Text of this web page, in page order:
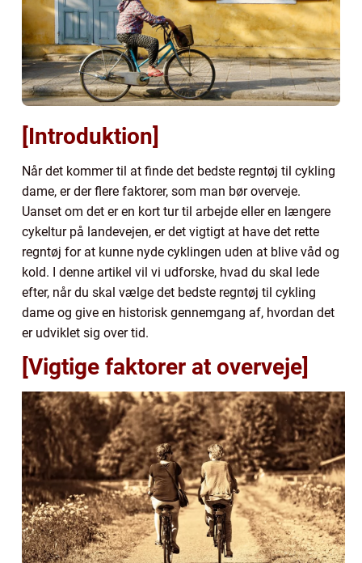
[Introduktion]
Når det kommer til at finde det bedste regntøj til cykling
dame, er der flere faktorer, som man bør overveje.
Uanset om det er en kort tur til arbejde eller en længere
cykeltur på landevejen, er det vigtigt at have det rette
regntøj for at kunne nyde cyklingen uden at blive våd og
kold. I denne artikel vil vi udforske, hvad du skal lede
efter, når du skal vælge det bedste regntøj til cykling
dame og give en historisk gennemgang af, hvordan det
er udviklet sig over tid.
[Vigtige faktorer at overveje]